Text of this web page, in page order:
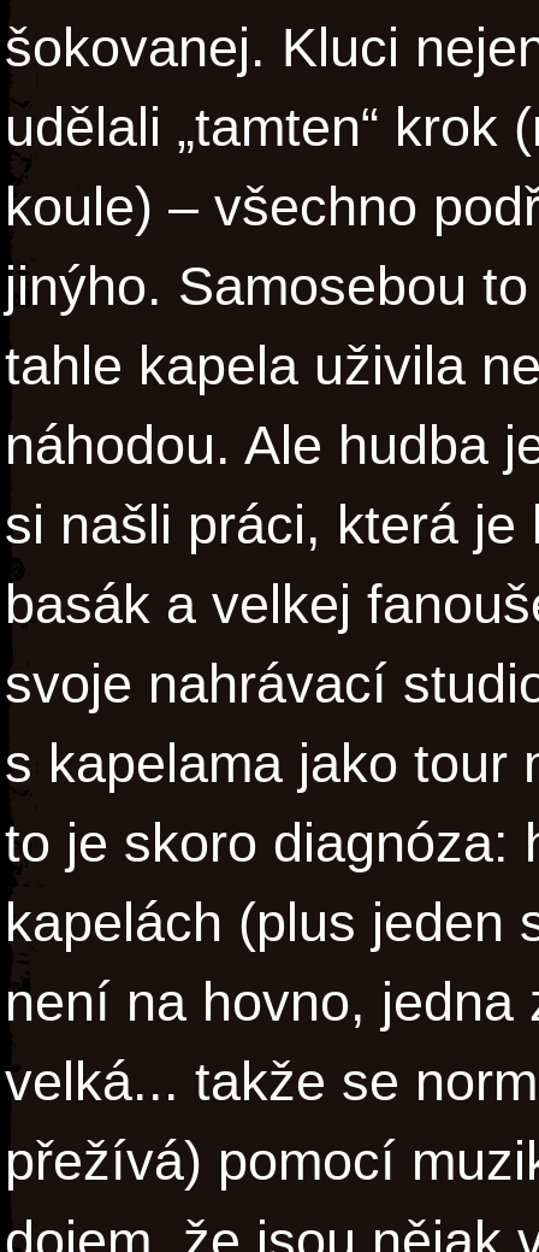
šokovanej. Kluci
udělali „tamten“ krok
koule) – všechno
jinýho. Samosebou
tahle kapela uživila
náhodou. Ale hudba
si našli práci, která
basák a velkej
svoje nahrávací
s kapelama jako tour
to je skoro diagnóza:
kapelách (plus jeden
není na hovno, jedna
velká... takže se
přežívá) pomocí